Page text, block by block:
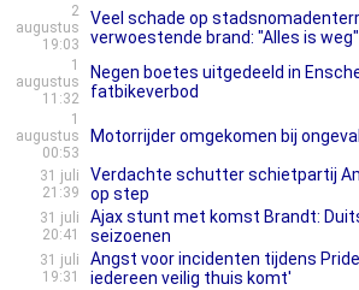
2
augustus
19:03
Veel schade op
verwoestende brand: "Alles is weg"
1
augustus
11:32
Negen boetes uitgedeeld in
fatbikeverbod
1
augustus
00:53
Motorrijder omgekomen bij
31 juli
21:39
Verdachte schutter schietpartij
op step
31 juli
20:41
Ajax stunt met komst Brandt:
seizoenen
31 juli
19:31
Angst voor incidenten tijdens
iedereen veilig thuis komt'